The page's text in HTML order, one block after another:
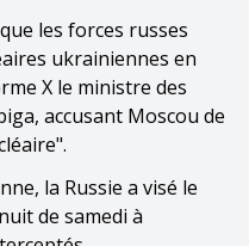
les forces russes
ukrainiennes en
X le ministre des
accusant Moscou de
la Russie a visé le
de samedi à